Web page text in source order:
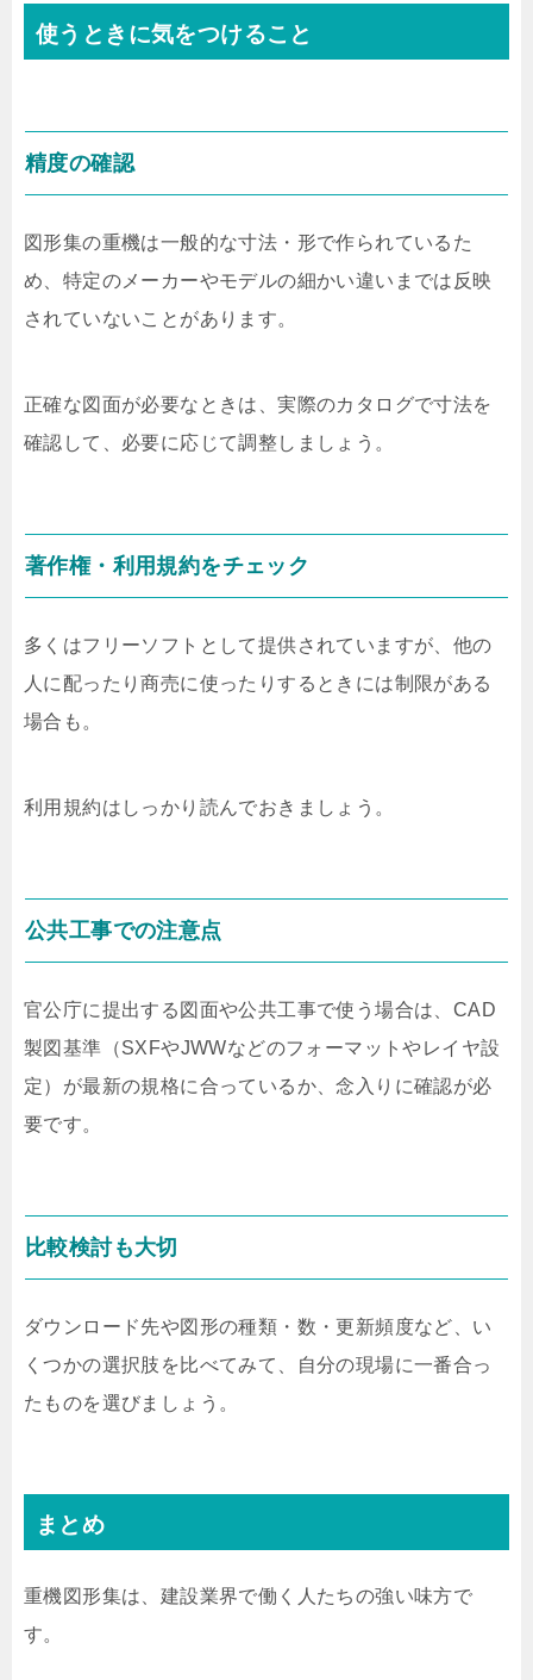
使うときに気をつけること
精度の確認
図形集の重機は一般的な寸法・形で作られているた
め、特定のメーカーやモデルの細かい違いまでは反映
されていないことがあります。
正確な図面が必要なときは、実際のカタログで寸法を
確認して、必要に応じて調整しましょう。
著作権・利用規約をチェック
多くはフリーソフトとして提供されていますが、他の
人に配ったり商売に使ったりするときには制限がある
場合も。
利用規約はしっかり読んでおきましょう。
公共工事での注意点
官公庁に提出する図面や公共工事で使う場合は、CAD
製図基準（SXFやJWWなどのフォーマットやレイヤ設
定）が最新の規格に合っているか、念入りに確認が必
要です。
比較検討も大切
ダウンロード先や図形の種類・数・更新頻度など、い
くつかの選択肢を比べてみて、自分の現場に一番合っ
たものを選びましょう。
まとめ
重機図形集は、建設業界で働く人たちの強い味方で
す。